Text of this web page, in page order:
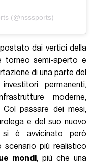
(@nsssports)
dai vertici della
torneo semi-aperto e
di una parte del
permanenti,
moderne,
passare dei mesi,
e del suo nuovo
è avvicinato però
scenario più realistico
mondi, più che una